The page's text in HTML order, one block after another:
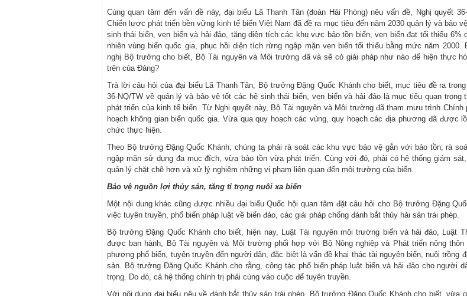
Cùng quan tâm đến vấn đề này, đại biểu Lã Thanh Tân (đoàn Hải Phòng) nêu vấn đề, Nghị quyết
Chiến lược phát triển bền vững kinh tế biển Việt Nam đã đề ra mục tiêu đến năm 2030 quản lý và bảo
sinh thái biển, ven biển và hải đảo, tăng diện tích các khu vực bảo tồn biển, ven biển đạt tối thiểu 6%
nhiên vùng biển quốc gia, phục hồi diện tích rừng ngập mặn ven biển tối thiểu bằng mức năm 2000.
nghị Bộ trưởng cho biết, Bộ Tài nguyên và Môi trường đã và sẽ có giải pháp như nào để hiện thực
trên của Đảng?
Trả lời câu hỏi của đại biểu Lã Thanh Tân, Bộ trưởng Đặng Quốc Khánh cho biết, mục tiêu đề ra
36-NQ/TW về quản lý và bảo vệ tốt các hệ sinh thái biển, ven biển và hải đảo là mục tiêu quan trọng
phát triển của kinh tế biển. Từ Nghị quyết này, Bộ Tài nguyên và Môi trường đã tham mưu trình Chính
hoạch không gian biển quốc gia. Vừa qua quy hoạch các vùng, quy hoạch các địa phương đã được
chức thực hiện.
Theo Bộ trưởng Đặng Quốc Khánh, chúng ta phải rà soát các khu vực bảo vệ gắn với bảo tồn; rà
ngập mặn sử dụng đa mục đích, vừa bảo tồn vừa phát triển. Cùng với đó, phải có hệ thống giám
quản lý chặt chẽ hơn và xử lý nghiêm những vi phạm liên quan đến môi trường của biển.
Bảo vệ nguồn lợi thủy sản, tăng tỉ trọng nuôi xa biển
Một nội dung khác cũng được nhiều đại biểu Quốc hội quan tâm đặt câu hỏi cho Bộ trưởng Đặng
việc tuyên truyền, phổ biến pháp luật về biển đảo, các giải pháp chống đánh bắt thủy hải sản trái phép.
Bộ trưởng Đặng Quốc Khánh cho biết, hiện nay, Luật Tài nguyên môi trường biển và hải đảo, Luật
được ban hành, Bộ Tài nguyên và Môi trường phối hợp với Bộ Nông nghiệp và Phát triển nông
phương phổ biến, tuyên truyền đến người dân, đặc biệt là vấn đề khai thác tài nguyên biển, nuôi trồng
sản. Bộ trưởng Đặng Quốc Khánh cho rằng, công tác phổ biến pháp luật biển và hải đảo cho người
trọng. Do đó, cả hệ thống chính trị phải cùng vào cuộc để tuyên truyền.
Với nội dung đại biểu nêu về đánh bắt thủy sản trái phép, Bộ trưởng Đặng Quốc Khánh cho biết, vừa